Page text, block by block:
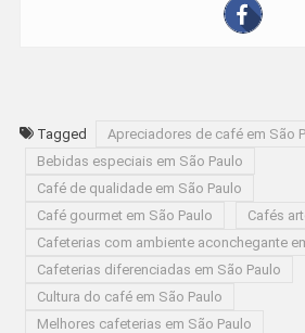
Tagged
Apreciadores de café em São
Bebidas especiais em São Paulo
Café de qualidade em São Paulo
Café gourmet em São Paulo
Cafés
Cafeterias com ambiente aconchegante
Cafeterias diferenciadas em São Paulo
Cultura do café em São Paulo
Melhores cafeterias em São Paulo